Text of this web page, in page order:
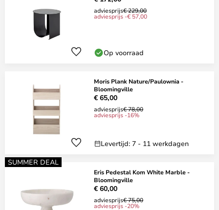
adviesprijs€ 229,00
adviesprijs -€ 57,00
Op voorraad
Moris Plank Nature/Paulownia -
Bloomingville
€ 65,00
adviesprijs€ 78,00
adviesprijs -16%
Levertijd: 7 - 11 werkdagen
SUMMER DEAL
Eris Pedestal Kom White Marble -
Bloomingville
€ 60,00
adviesprijs€ 75,00
adviesprijs -20%